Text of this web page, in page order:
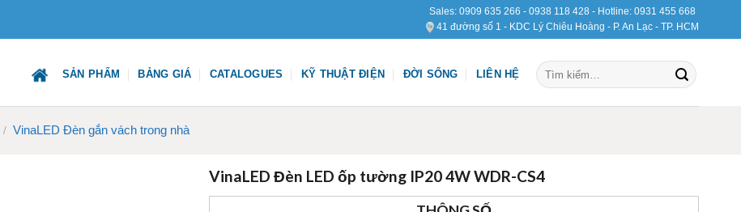
Sales: 0909 635 266 - 0938 118 428 - Hotline: 0931 455 668
41 đường số 1 - KDC Lý Chiêu Hoàng - P. An Lạc - TP. HCM
SẢN PHẨM BẢNG GIÁ CATALOGUES KỸ THUẬT ĐIỆN ĐỜI SỐNG LIÊN HỆ
Tìm
kiếm:
/ VinaLED Đèn gắn vách trong nhà
VinaLED Đèn LED ốp tường IP20 4W WDR-CS4